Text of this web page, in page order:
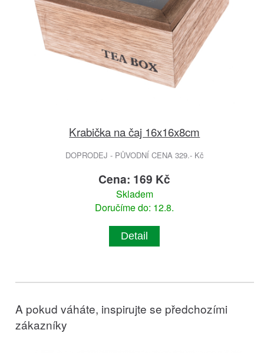
Krabička na čaj 16x16x8cm
DOPRODEJ - PŮVODNÍ CENA 329.- Kč
Cena: 169 Kč
Skladem
Doručíme do: 12.8.
Detail
A pokud váháte, inspirujte se předchozími
zákazníky